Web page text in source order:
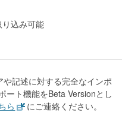
込み可能
記述に対する完全なインポ
ート機能をBeta Versionとし
ら にご連絡ください。